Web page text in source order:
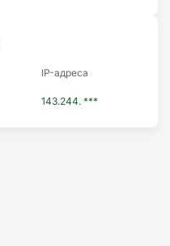
IP-адресa
143.244. ***